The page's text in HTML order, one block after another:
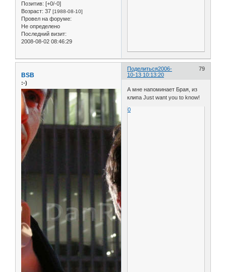
Позитив: [+0/-0]
Возраст: 37 [1988-08-10]
Провел на форуме:
Не определено
Последний визит:
2008-08-02 08:46:29
Поделиться 79
2006-
10-13 10:13:20
BSB
:-)
А мне напоминает Брая, из
клипа Just want you to know!
0